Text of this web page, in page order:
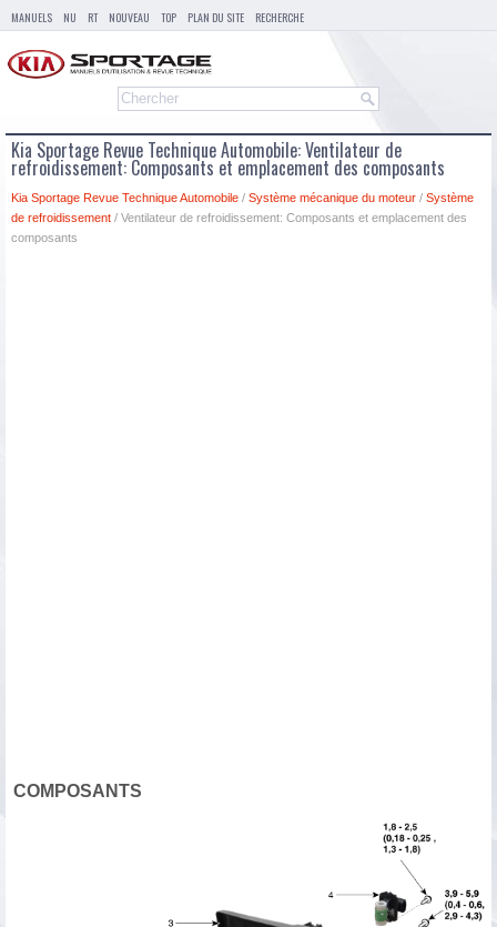
MANUELS NU RT NOUVEAU TOP PLAN DU SITE RECHERCHE
Kia Sportage Revue Technique Automobile: Ventilateur de
refroidissement: Composants et emplacement des composants
Kia Sportage Revue Technique Automobile / Système mécanique du moteur / Système
de refroidissement / Ventilateur de refroidissement: Composants et emplacement des
composants
COMPOSANTS